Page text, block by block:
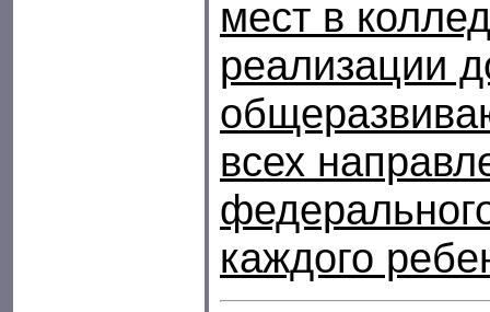
мест в
реализации
всех
каждого